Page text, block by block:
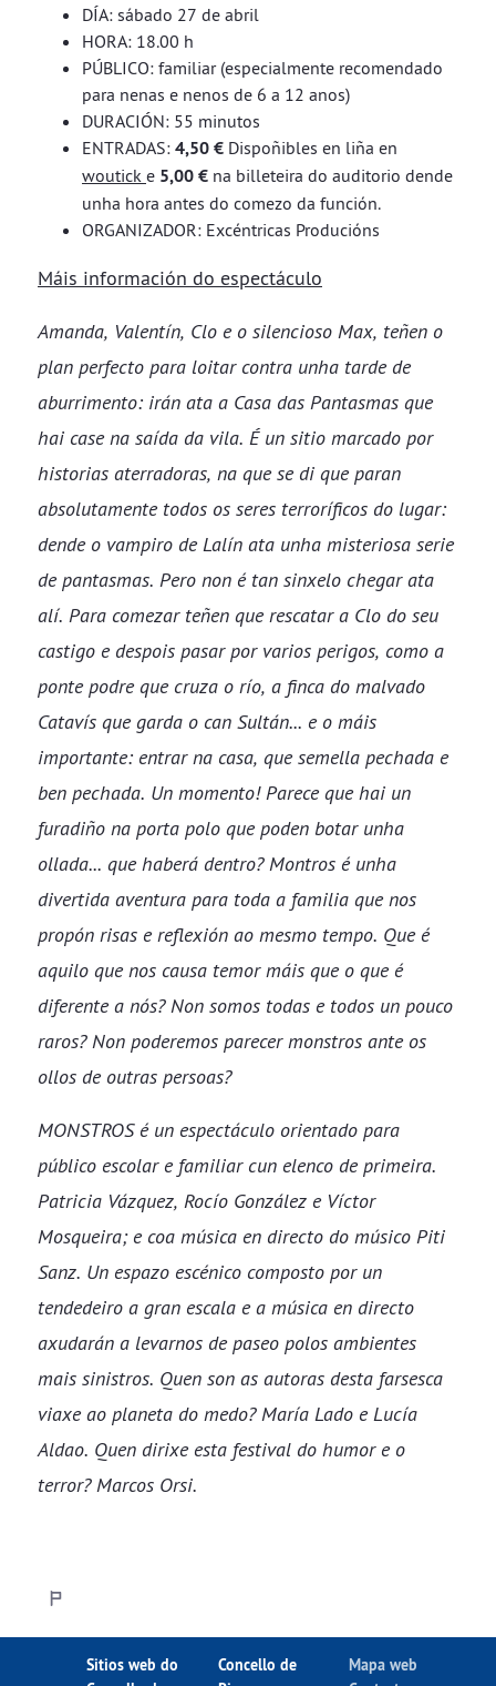
DÍA: sábado 27 de abril
HORA: 18.00 h
PÚBLICO: familiar (especialmente recomendado
para nenas e nenos de 6 a 12 anos)
DURACIÓN: 55 minutos
ENTRADAS: 4,50 € Dispoñibles en liña en
woutick e 5,00 € na billeteira do auditorio dende
unha hora antes do comezo da función.​​​​​​
ORGANIZADOR: ​​​​​​​Excéntricas Producións
Máis información do espectáculo
Amanda, Valentín, Clo e o silencioso Max, teñen o
plan perfecto para loitar contra unha tarde de
aburrimento: irán ata a Casa das Pantasmas que
hai case na saída da vila. É un sitio marcado por
historias aterradoras, na que se di que paran
absolutamente todos os seres terroríficos do lugar:
dende o vampiro de Lalín ata unha misteriosa serie
de pantasmas. Pero non é tan sinxelo chegar ata
alí. Para comezar teñen que rescatar a Clo do seu
castigo e despois pasar por varios perigos, como a
ponte podre que cruza o río, a finca do malvado
Catavís que garda o can Sultán... e o máis
importante: entrar na casa, que semella pechada e
ben pechada. Un momento! Parece que hai un
furadiño na porta polo que poden botar unha
ollada... que haberá dentro? Montros é unha
divertida aventura para toda a familia que nos
propón risas e reflexión ao mesmo tempo. Que é
aquilo que nos causa temor máis que o que é
diferente a nós? Non somos todas e todos un pouco
raros? Non poderemos parecer monstros ante os
ollos de outras persoas?
MONSTROS é un espectáculo orientado para
público escolar e familiar cun elenco de primeira.
Patricia Vázquez, Rocío González e Víctor
Mosqueira; e coa música en directo do músico Piti
Sanz. Un espazo escénico composto por un
tendedeiro a gran escala e a música en directo
axudarán a levarnos de paseo polos ambientes
mais sinistros. Quen son as autoras desta farsesca
viaxe ao planeta do medo? María Lado e Lucía
Aldao. Quen dirixe esta festival do humor e o
terror? Marcos Orsi.
Sitios web do
Concello de
Mapa web